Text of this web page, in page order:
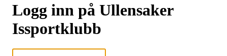
Logg inn på Ullensaker
Issportklubb